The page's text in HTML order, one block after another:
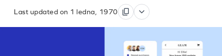
Last updated on 1 ledna, 1970